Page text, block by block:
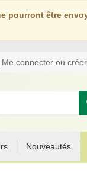
pourront être
Me connecter ou
Nouveautés